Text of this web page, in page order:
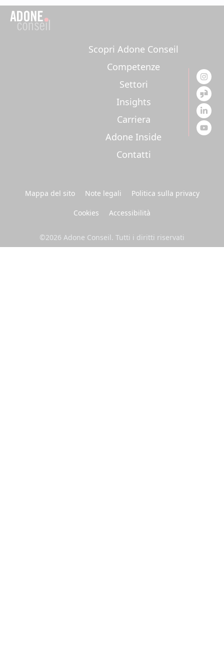
Scopri Adone Conseil
Competenze
Settori
Insights
Carriera
Adone Inside
Contatti
Mappa del sito Note legali Politica sulla privacy
Cookies Accessibilità
©2026 Adone Conseil. Tutti i diritti riservati